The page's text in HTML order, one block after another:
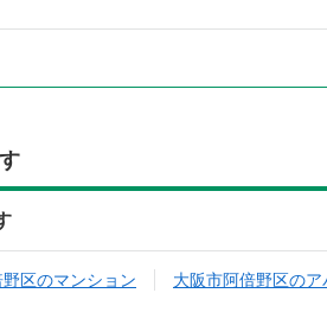
区のマンション 大阪市阿倍野区のア